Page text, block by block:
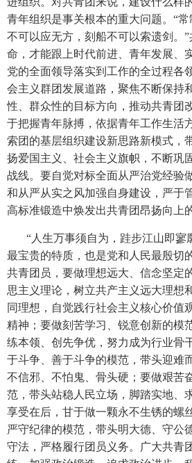
青年组织是事关根本的重大问题。“
不可以应无方，刻船不可以索遗剑。
命，才能跟上时代前进、青年发展、
党的全面领导落实到工作的全过程各
会主义群团发展道路，聚焦不断保持
性、群众性的目标方向，推动共青团
于把握青年脉搏，依据青年工作生活
索团的基层组织建设新思路新模式，
扬爱国主义、社会主义旗帜，不断巩
战线。要自觉对标全面从严治党经验
和从严从实之风加强自身建设，严于
高标准锻造中焕发出共青团昂扬向上
“人生万事须自为，跬步江山即寥
最宝贵的特质，也是党和人民最殷切
共青团员，要做理想远大、信念坚定
思主义理论，树立共产主义远大理想
同理想，自觉践行社会主义核心价值
精神；要做刻苦学习、锐意创新的模
练本领、创先争优，努力成为行业骨
于斗争、善于斗争的模范，带头迎难
不信邪、不怕鬼、骨头硬；要做艰苦
范，带头站稳人民立场，脚踏实地、
享受在后，甘于做一颗永不生锈的螺
严守纪律的模范，带头明大德、守公
守法，严格履行团员义务。广大共青